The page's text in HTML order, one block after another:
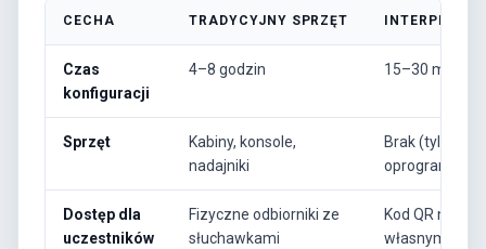
CECHA TRADYCYJNY SPRZĘT
Czas
konfiguracji
4–8 godzin 15–30 minut
Sprzęt
Kabiny, konsole,
nadajniki
Brak (tylko
Dostęp dla
uczestników
Fizyczne odbiorniki ze
słuchawkami
Kod QR na
własnym